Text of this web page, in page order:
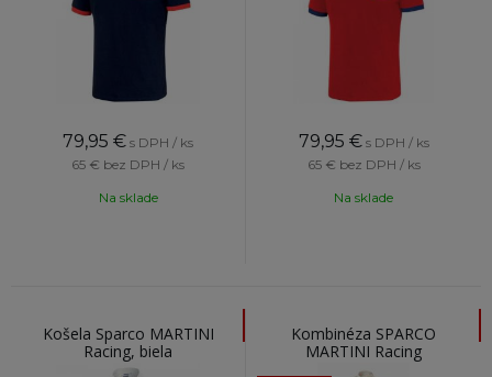
79,95 € s DPH / ks
65 € bez DPH / ks
Na sklade
79,95 € s DPH / ks
65 € bez DPH / ks
Na sklade
Košela Sparco MARTINI
Racing, biela
Kombinéza SPARCO
MARTINI Racing